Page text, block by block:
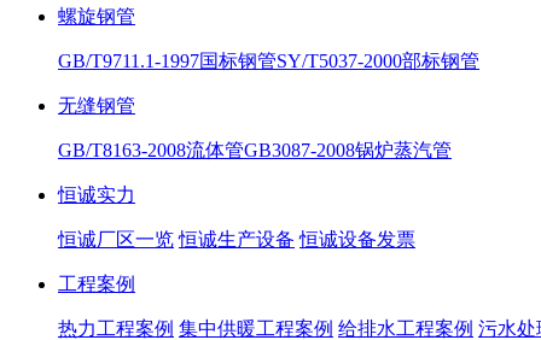
螺旋钢管
GB/T9711.1-1997国标钢管SY/T5037-2000部标钢管
无缝钢管
GB/T8163-2008流体管GB3087-2008锅炉蒸汽管
恒诚实力
恒诚厂区一览 恒诚生产设备 恒诚设备发票
工程案例
热力工程案例 集中供暖工程案例 给排水工程案例 污水处